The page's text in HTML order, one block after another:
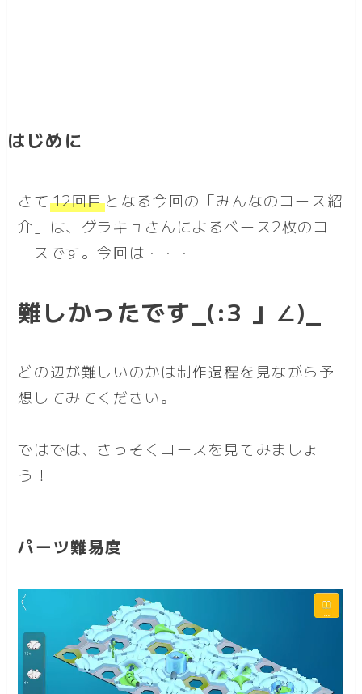
はじめに
さて12回目となる今回の「みんなのコース紹
介」は、グラキュさんによるベース2枚のコ
ースです。今回は・・・
難しかったです_(:3 」∠)_
どの辺が難しいのかは制作過程を見ながら予
想してみてください。
ではでは、さっそくコースを見てみましょ
う！
パーツ難易度